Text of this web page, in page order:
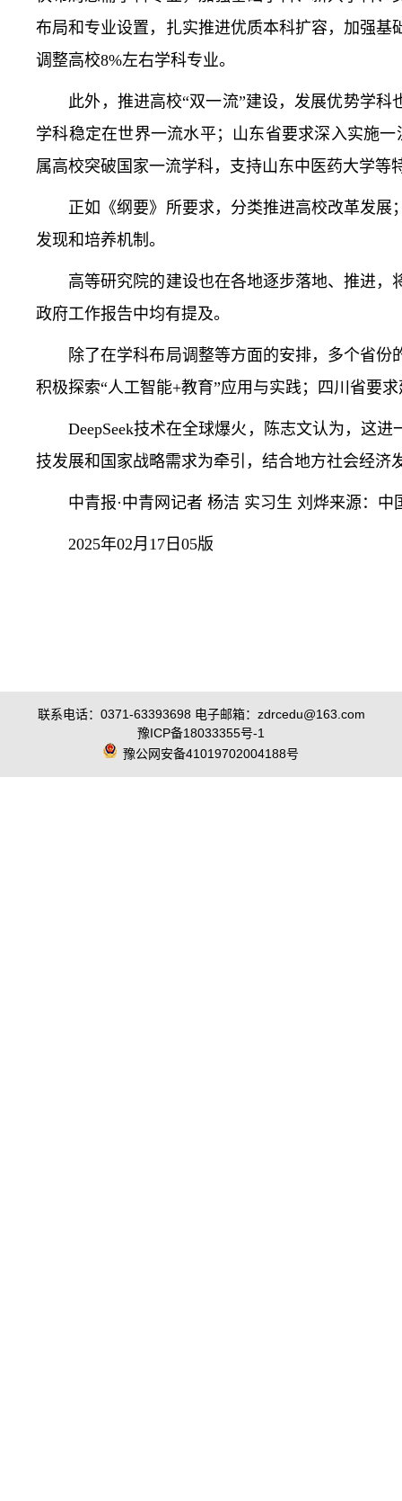
布局和专业设置，扎实推进优质本科扩容，加强
调整高校8%左右学科专业。
此外，推进高校“双一流”建设，发展优势学科
学科稳定在世界一流水平；山东省要求深入实施
属高校突破国家一流学科，支持山东中医药大学等
正如《纲要》所要求，分类推进高校改革发展
发现和培养机制。
高等研究院的建设也在各地逐步落地、推进，
政府工作报告中均有提及。
除了在学科布局调整等方面的安排，多个省份
积极探索“人工智能+教育”应用与实践；四川省要
DeepSeek技术在全球爆火，陈志文认为，这进
技发展和国家战略需求为牵引，结合地方社会经
中青报·中青网记者 杨洁 实习生 刘烨来源：中
2025年02月17日05版
联系电话：0371-63393698 电子邮箱：zdrcedu@163.com
豫ICP备18033355号-1
豫公网安备41019702004188号